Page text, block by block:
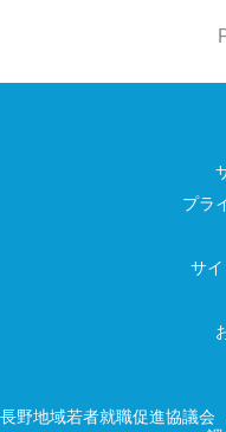
プラ
サ
長野地域若者就職促進協議会